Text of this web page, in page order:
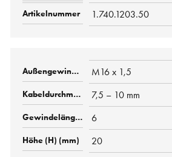
1.740.1203.50
M16 x 1,5
7,5 – 10 mm
6
20